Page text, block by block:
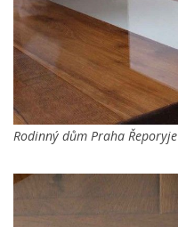
Rodinný dům Praha Řeporyje